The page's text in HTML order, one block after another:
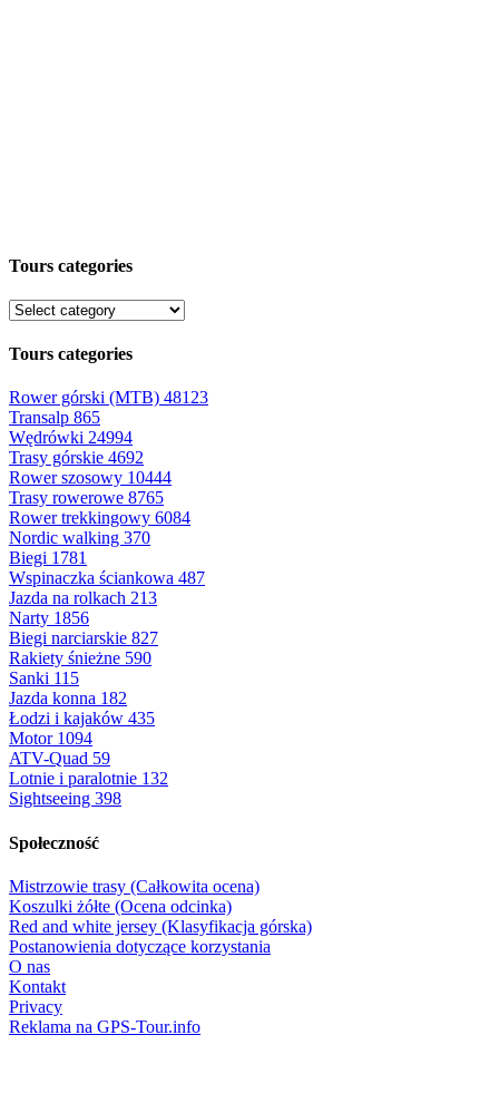
Tours categories
Tours categories
Rower górski (MTB) 48123
Transalp 865
Wędrówki 24994
Trasy górskie 4692
Rower szosowy 10444
Trasy rowerowe 8765
Rower trekkingowy 6084
Nordic walking 370
Biegi 1781
Wspinaczka ściankowa 487
Jazda na rolkach 213
Narty 1856
Biegi narciarskie 827
Rakiety śnieżne 590
Sanki 115
Jazda konna 182
Łodzi i kajaków 435
Motor 1094
ATV-Quad 59
Lotnie i paralotnie 132
Sightseeing 398
Społeczność
Mistrzowie trasy (Całkowita ocena)
Koszulki żółte (Ocena odcinka)
Red and white jersey (Klasyfikacja górska)
Postanowienia dotyczące korzystania
O nas
Kontakt
Privacy
Reklama na GPS-Tour.info